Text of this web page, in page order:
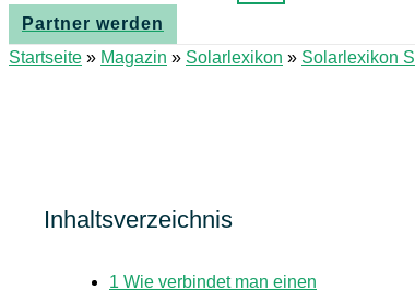
Partner werden
Startseite » Magazin » Solarlexikon » Solarlexikon S
Inhaltsverzeichnis
1 Wie verbindet man einen